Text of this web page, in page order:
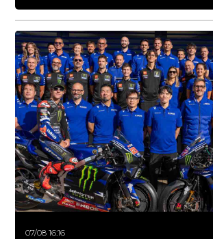
07/08 16:16